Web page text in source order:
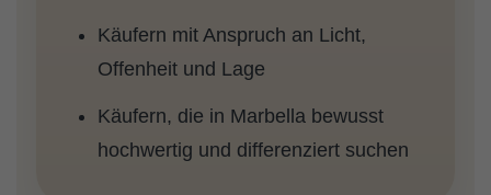
Käufern mit Anspruch an Licht,
Offenheit und Lage
Käufern, die in Marbella bewusst
hochwertig und differenziert suchen